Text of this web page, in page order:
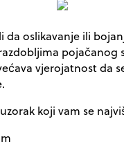
da oslikavanje ili
pojačanog
vjerojatnost da
koji vam se